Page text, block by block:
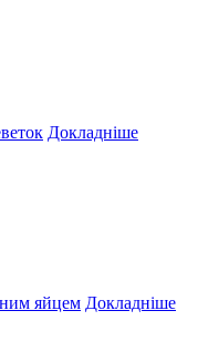
Докладніше
яйцем Докладніше